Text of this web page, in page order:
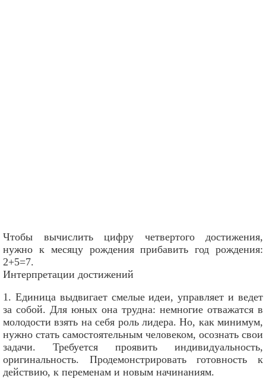
Чтобы вычислить цифру четвертого достижения,
нужно к месяцу рождения прибавить год рождения:
2+5=7.
Интерпретации достижений
1. Единица выдвигает смелые идеи, управляет и ведет
за собой. Для юных она трудна: немногие отважатся в
молодости взять на себя роль лидера. Но, как минимум,
нужно стать самостоятельным человеком, осознать свои
задачи. Требуется проявить индивидуальность,
оригинальность. Продемонстрировать готовность к
действию, к переменам и новым начинаниям.